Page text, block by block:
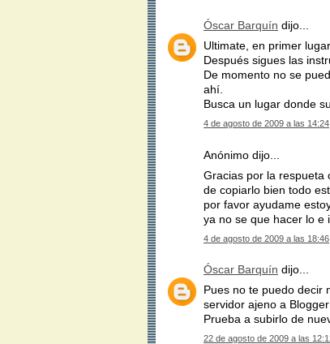
Óscar Barquín dijo...
Ultimate, en primer
Después sigues las
De momento no se
ahí.
Busca un lugar donde
4 de agosto de 2009 a las 14:24
Anónimo dijo...
Gracias por la respueta
de copiarlo bien todo
por favor ayudame
ya no se que hacer lo e
4 de agosto de 2009 a las 18:46
Óscar Barquín dijo...
Pues no te puedo decir
servidor ajeno a
Prueba a subirlo de
22 de agosto de 2009 a las